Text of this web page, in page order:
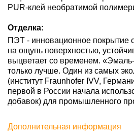
PUR-клей необратимой
Отделка:
ПЭТ - инновационное покрытие
на ощупь поверхностью,
выцветает со временем.
только лучше. Один из самых
(институт Fraunhofer IVV,
первой в России начала
добавок) для промышленного
Дополнительная информация